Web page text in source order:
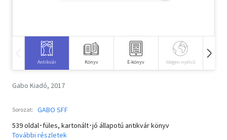
Antikvár Könyv E-könyv Idegen nyelvű
Gabo Kiadó, 2017
Sorozat: GABO SFF
539 oldal･füles, kartonált･jó állapotú antikvár könyv
További részletek